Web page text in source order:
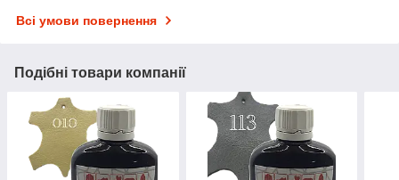
Всі умови повернення
Подібні товари компанії